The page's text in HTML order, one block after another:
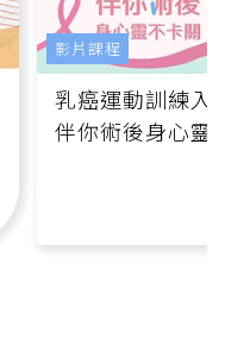
乳癌運動訓練入
伴你術後身心靈
影片課程